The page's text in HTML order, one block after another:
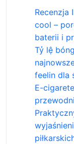
Recenzja
cool –
baterii i
Tỷ lệ
feelin dla
E-